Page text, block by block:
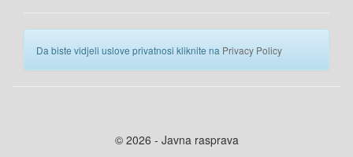
Da biste vidjeli uslove privatnosi kliknite na Privacy Policy
© 2026 - Javna rasprava